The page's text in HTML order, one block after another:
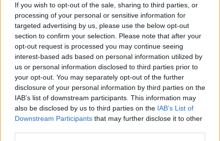
If you wish to opt-out of the sale, sharing to third parties, or
processing of your personal or sensitive information for
targeted advertising by us, please use the below opt-out
section to confirm your selection. Please note that after your
opt-out request is processed you may continue seeing
interest-based ads based on personal information utilized by
us or personal information disclosed to third parties prior to
your opt-out. You may separately opt-out of the further
disclosure of your personal information by third parties on the
IAB’s list of downstream participants. This information may
also be disclosed by us to third parties on the IAB’s List of
Downstream Participants that may further disclose it to other
I finalisti del premio letterario Chianti
La leggenda del pallavolista volante
Marciapiedi, aree verdi e Acqua Borra
Nuova vita per l'Acqua Borra
Chianti d'Autunno con il jazz e la fotografia
Chianti Festival con la voce della Ruggiero